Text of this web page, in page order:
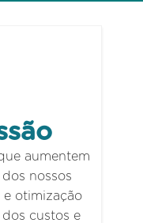
aumentem
nossos
e otimização
custos e